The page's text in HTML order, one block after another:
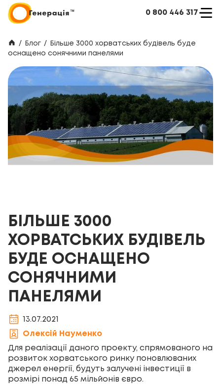
0 800 446 317
/ Блог /
Більше 3000 хорватських будівель буде
оснащено сонячними панелями
БІЛЬШЕ 3000
ХОРВАТСЬКИХ БУДІВЕЛЬ
БУДЕ ОСНАЩЕНО
СОНЯЧНИМИ
ПАНЕЛЯМИ
13.07.2021
Олексій Науменко
Для реалізації даного проекту, спрямованого на
розвиток хорватського ринку поновлюваних
джерел енергії, будуть залучені інвестиції в
розмірі понад 65 мільйонів євро.